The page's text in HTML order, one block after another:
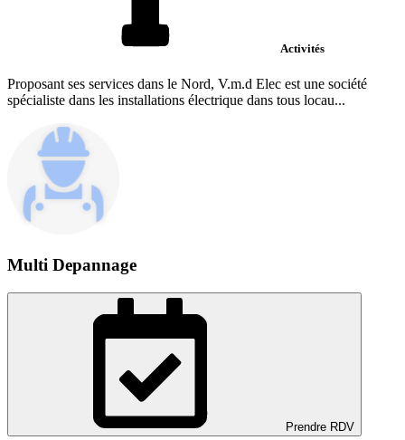
Activités
Proposant ses services dans le Nord, V.m.d Elec est une société
spécialiste dans les installations électrique dans tous locau...
Multi Depannage
Prendre RDV